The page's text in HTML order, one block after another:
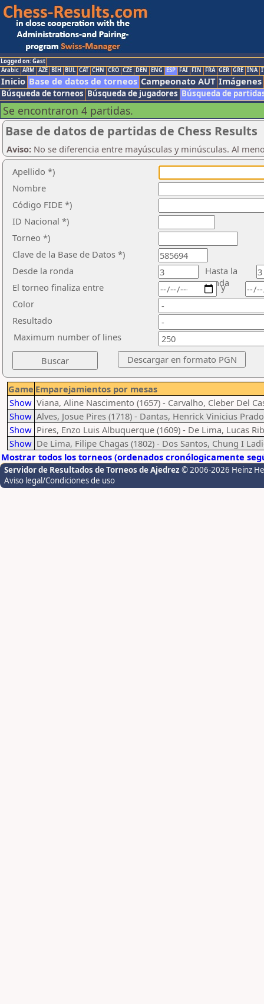
Logged on: Gast
Arabic ARM AZE BIH BUL CAT CHN CRO CZE DEN ENG ESP FAI FIN FRA GER GRE INA
Inicio Base de datos de torneos Campeonato AUT Imágenes
Búsqueda de torneos Búsqueda de jugadores Búsqueda de
Se encontraron 4 partidas.
Base de datos de partidas de Chess Results
Aviso: No se diferencia entre mayúsculas y minúsculas. Al
Apellido *)
Nombre
Código FIDE *)
ID Nacional *)
Torneo *)
Clave de la Base de Datos *)
Desde la ronda
Hasta la
ronda
El torneo finaliza entre
Color
Resultado
y
Maximum number of lines
Game Emparejamientos por mesas
Show Viana, Aline Nascimento (1657) - Carvalho, Cleber Del
Show Alves, Josue Pires (1718) - Dantas, Henrick Vinicius
Show Pires, Enzo Luis Albuquerque (1609) - De Lima, Lucas
Show De Lima, Filipe Chagas (1802) - Dos Santos, Chung I
Mostrar todos los torneos (ordenados cronólogicamente
Servidor de Resultados de Torneos de Ajedrez © 2006-2026 Heinz
Aviso legal/Condiciones de uso